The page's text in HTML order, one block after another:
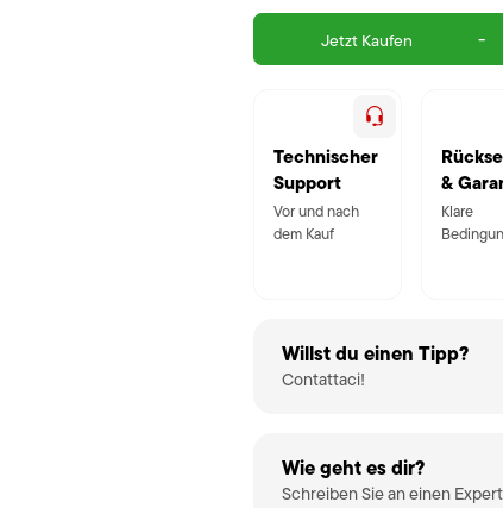
Jetzt Kaufen -
Technischer
Support
Vor und nach
dem Kauf
&
Klare
Willst du einen Tipp?
Contattaci!
Wie geht es dir?
Schreiben Sie an einen